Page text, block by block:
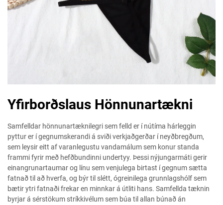
Yfirborðslaus Hönnunartækni
Samfelldar hönnunartæknilegri sem felld er í nútíma hárleggin
pyttur er í gegnumskerandi á sviði verkjaðgerðar í neyðbregðum,
sem leysir eitt af varanlegustu vandamálum sem konur standa
frammi fyrir með hefðbundinni undertyy. Þessi nýjungarmáti gerir
einangrunartaumar og línu sem venjulega birtast í gegnum sætta
fatnað til að hverfa, og býr til slétt, ógreinilega grunnlagshólf sem
bætir ytri fatnaði frekar en minnkar á útliti hans. Samfellda tæknin
byrjar á sérstökum stríkkivélum sem búa til allan búnað án